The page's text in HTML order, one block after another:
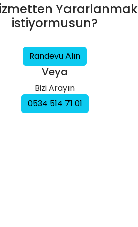
Yararlanmak
istiyormusun?
Randevu Alın
Veya
Bizi Arayın
0534 514 71 01